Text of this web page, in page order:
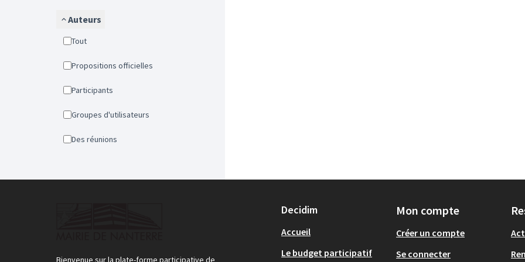
Auteurs
Tout
Propositions officielles
Participants
Groupes d'utilisateurs
Des réunions
Bienvenue sur la plate-forme participative de
Decidim
Accueil
Le budget participatif
Mon compte
Créer un compte
Se connecter